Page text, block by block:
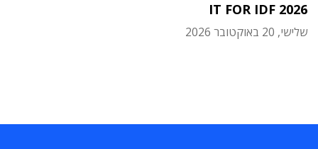
IT FOR IDF 2026
שלישי, 20 באוקטובר 2026